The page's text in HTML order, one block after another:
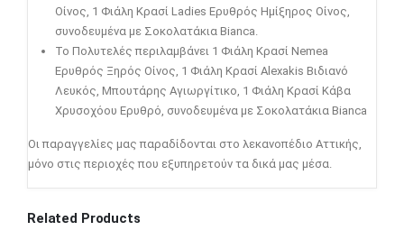
Οίνος, 1 Φιάλη Κρασί Ladies Ερυθρός Ημίξηρος Οίνος,
συνοδευμένα με Σοκολατάκια Bianca.
Το Πολυτελές περιλαμβάνει 1 Φιάλη Κρασί Nemea
Ερυθρός Ξηρός Οίνος, 1 Φιάλη Κρασί Alexakis Βιδιανό
Λευκός, Μπουτάρης Αγιωργίτικο, 1 Φιάλη Κρασί Κάβα
Χρυσοχόου Ερυθρό, συνοδευμένα με Σοκολατάκια Bianca
Οι παραγγελίες μας παραδίδονται στο λεκανοπέδιο Αττικής,
μόνο στις περιοχές που εξυπηρετούν τα δικά μας μέσα.
Related Products